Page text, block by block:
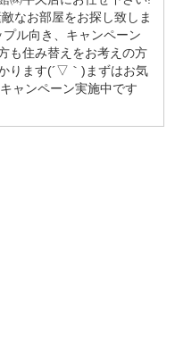
なお部屋をお探し致しま
ル向き、キャンペーン
も住み替えをお考えの方
ります(´▽｀)まずはお気
ャンペーン実施中です